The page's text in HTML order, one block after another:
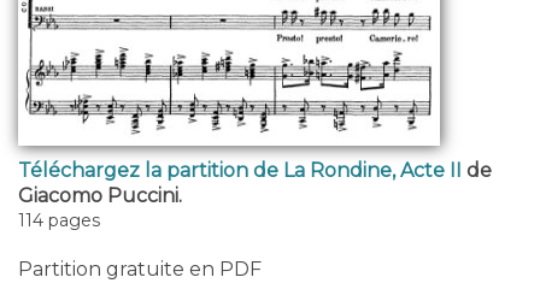
Téléchargez la partition de La Rondine, Acte II de
Giacomo Puccini.
114 pages
Partition gratuite en PDF